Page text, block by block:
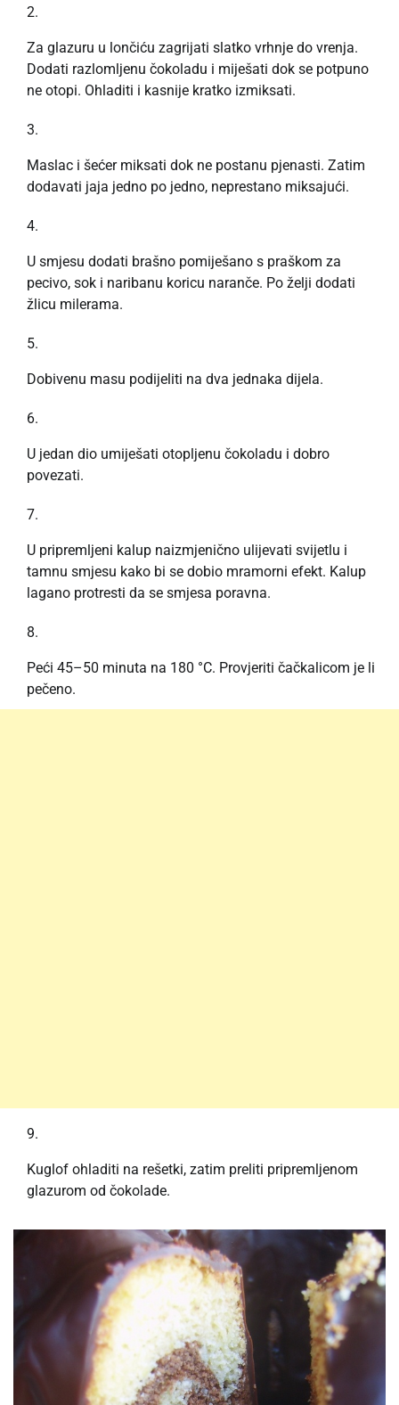
Za glazuru u lončiću zagrijati slatko vrhnje do vrenja.
Dodati razlomljenu čokoladu i miješati dok se potpuno
ne otopi. Ohladiti i kasnije kratko izmiksati.
Maslac i šećer miksati dok ne postanu pjenasti. Zatim
dodavati jaja jedno po jedno, neprestano miksajući.
U smjesu dodati brašno pomiješano s praškom za
pecivo, sok i naribanu koricu naranče. Po želji dodati
žlicu milerama.
Dobivenu masu podijeliti na dva jednaka dijela.
U jedan dio umiješati otopljenu čokoladu i dobro
povezati.
U pripremljeni kalup naizmjenično ulijevati svijetlu i
tamnu smjesu kako bi se dobio mramorni efekt. Kalup
lagano protresti da se smjesa poravna.
Peći 45–50 minuta na 180 °C. Provjeriti čačkalicom je li
pečeno.
Kuglof ohladiti na rešetki, zatim preliti pripremljenom
glazurom od čokolade.